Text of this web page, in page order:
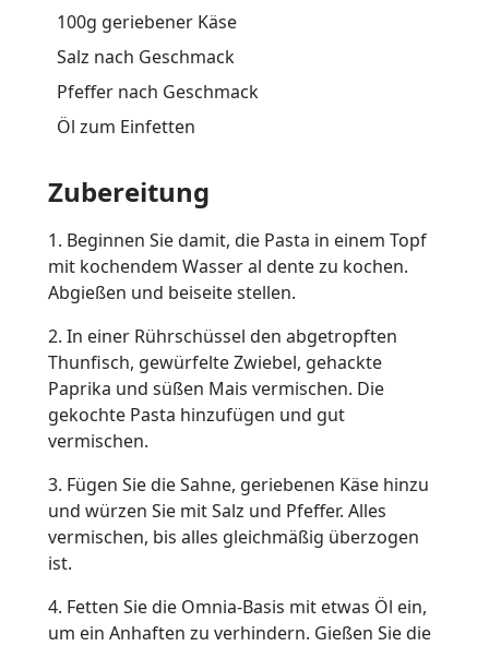
100g geriebener Käse
Salz nach Geschmack
Pfeffer nach Geschmack
Öl zum Einfetten
Zubereitung
1. Beginnen Sie damit, die Pasta in einem Topf
mit kochendem Wasser al dente zu kochen.
Abgießen und beiseite stellen.
2. In einer Rührschüssel den abgetropften
Thunfisch, gewürfelte Zwiebel, gehackte
Paprika und süßen Mais vermischen. Die
gekochte Pasta hinzufügen und gut
vermischen.
3. Fügen Sie die Sahne, geriebenen Käse hinzu
und würzen Sie mit Salz und Pfeffer. Alles
vermischen, bis alles gleichmäßig überzogen
ist.
4. Fetten Sie die Omnia-Basis mit etwas Öl ein,
um ein Anhaften zu verhindern. Gießen Sie die